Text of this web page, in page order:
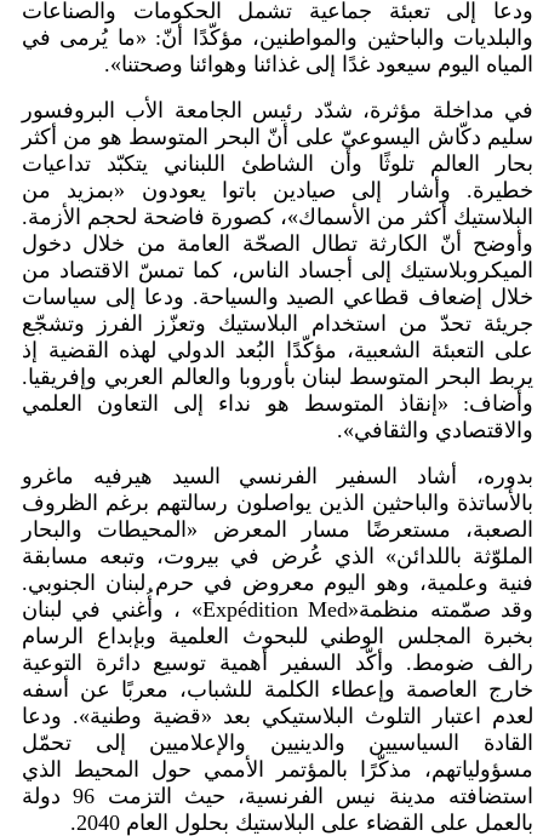
ودعا إلى تعبئة جماعية تشمل الحكومات والصناعات
والبلديات والباحثين والمواطنين، مؤكّدًا أنّ: «ما يُرمى في
المياه اليوم سيعود غدًا إلى غذائنا وهوائنا وصحتنا».
في مداخلة مؤثرة، شدّد رئيس الجامعة الأب البروفسور
سليم دكّاش اليسوعيّ على أنّ البحر المتوسط هو من أكثر
بحار العالم تلوثًا وأن الشاطئ اللبناني يتكبّد تداعيات
خطيرة. وأشار إلى صيادين باتوا يعودون «بمزيد من
البلاستيك أكثر من الأسماك»، كصورة فاضحة لحجم الأزمة.
وأوضح أنّ الكارثة تطال الصحّة العامة من خلال دخول
الميكروبلاستيك إلى أجساد الناس، كما تمسّ الاقتصاد من
خلال إضعاف قطاعي الصيد والسياحة. ودعا إلى سياسات
جريئة تحدّ من استخدام البلاستيك وتعزّز الفرز وتشجّع
على التعبئة الشعبية، مؤكّدًا البُعد الدولي لهذه القضية إذ
يربط البحر المتوسط لبنان بأوروبا والعالم العربي وإفريقيا.
وأضاف: «إنقاذ المتوسط هو نداء إلى التعاون العلمي
والاقتصادي والثقافي».
بدوره، أشاد السفير الفرنسي السيد هيرفيه ماغرو
بالأساتذة والباحثين الذين يواصلون رسالتهم برغم الظروف
الصعبة، مستعرضًا مسار المعرض «المحيطات والبحار
الملوّثة باللدائن» الذي عُرض في بيروت، وتبعه مسابقة
فنية وعلمية، وهو اليوم معروض في حرم لبنان الجنوبي.
وقد صمّمته منظمة«Expédition Med» ، وأُغني في لبنان
بخبرة المجلس الوطني للبحوث العلمية وبإبداع الرسام
رالف ضومط. وأكّد السفير أهمية توسيع دائرة التوعية
خارج العاصمة وإعطاء الكلمة للشباب، معربًا عن أسفه
لعدم اعتبار التلوث البلاستيكي بعد «قضية وطنية». ودعا
القادة السياسيين والدينيين والإعلاميين إلى تحمّل
مسؤولياتهم، مذكّرًا بالمؤتمر الأممي حول المحيط الذي
استضافته مدينة نيس الفرنسية، حيث التزمت 96 دولة
بالعمل على القضاء على البلاستيك بحلول العام 2040
.